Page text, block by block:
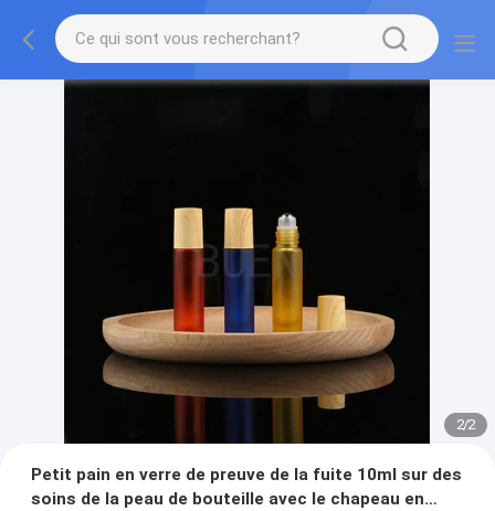
2/2
Petit pain en verre de preuve de la fuite 10ml sur des
soins de la peau de bouteille avec le chapeau en